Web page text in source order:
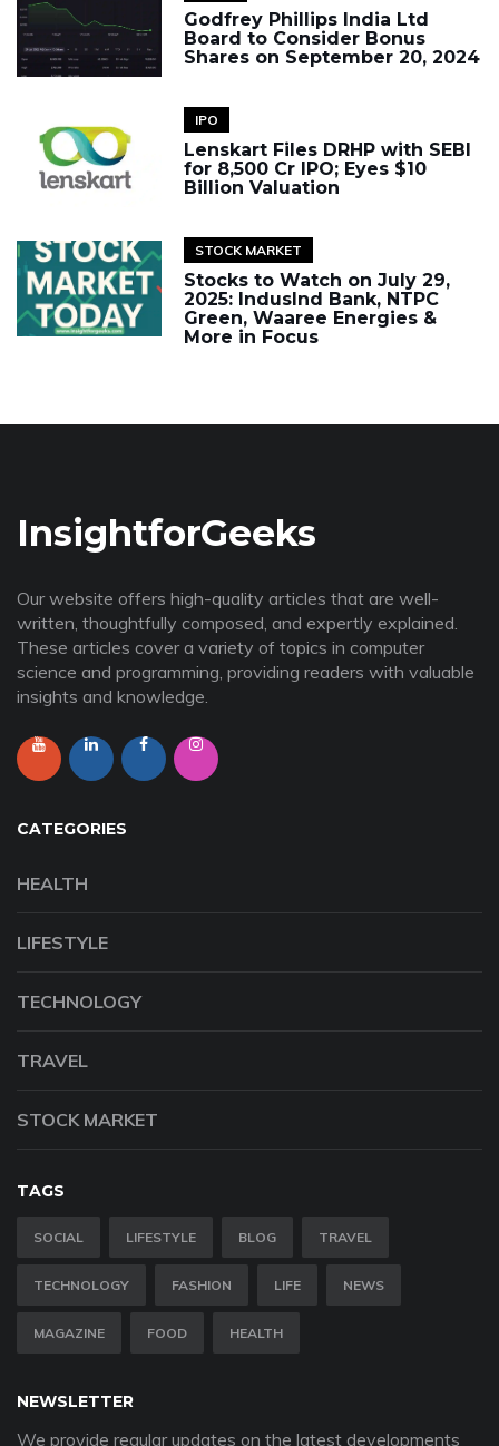
Godfrey Phillips India Ltd
Board to Consider Bonus
Shares on September 20, 2024
IPO
Lenskart Files DRHP with SEBI
for ₹8,500 Cr IPO; Eyes $10
Billion Valuation
STOCK MARKET
Stocks to Watch on July 29,
2025: IndusInd Bank, NTPC
Green, Waaree Energies &
More in Focus
InsightforGeeks
Our website offers high-quality articles that are well-
written, thoughtfully composed, and expertly explained.
These articles cover a variety of topics in computer
science and programming, providing readers with valuable
insights and knowledge.
CATEGORIES
HEALTH
LIFESTYLE
TECHNOLOGY
TRAVEL
STOCK MARKET
TAGS
SOCIAL LIFESTYLE BLOG TRAVEL
TECHNOLOGY FASHION LIFE NEWS
MAGAZINE FOOD HEALTH
NEWSLETTER
We provide regular updates on the latest developments